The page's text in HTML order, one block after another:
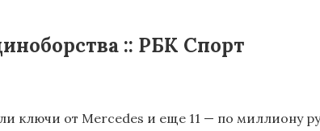
:: РБК Спорт
ключи от Mercedes и еще 11 — по миллиону